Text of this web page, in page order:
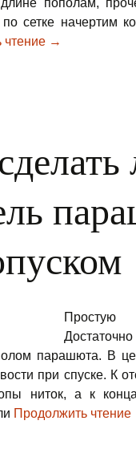
пополам,
по сетке начертим
чтение →
Простую
парашюта. В
при спуске. К
ниток, а к
Продолжить чтение